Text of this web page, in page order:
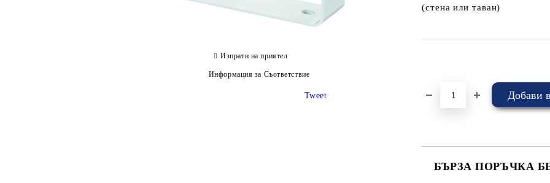
(стена или таван)
БЪРЗА ПОРЪЧКА
Изпрати на приятел
Информация за Съответствие
Tweet